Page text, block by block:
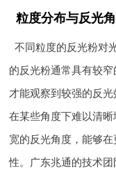
粒度分布与反光
不同粒度的反光粉对
的反光粉通常具有较
才能观察到较强的反
在某些角度下难以清
宽的反光角度，能够
性。广东兆通的技术